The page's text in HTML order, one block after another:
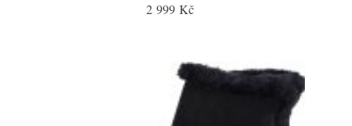
2 999 Kč